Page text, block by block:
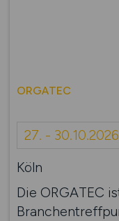
ORGATEC
27. - 30.10.2026
Köln
Die ORGATEC